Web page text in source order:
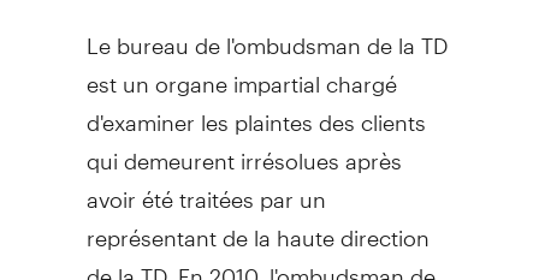
Le bureau de l'ombudsman de la TD
est un organe impartial chargé
d'examiner les plaintes des clients
qui demeurent irrésolues après
avoir été traitées par un
représentant de la haute direction
de la TD. En 2010, l'ombudsman de